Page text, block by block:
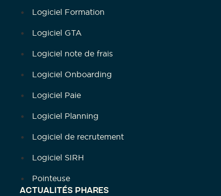
Logiciel Formation
Logiciel GTA
Logiciel note de frais
Logiciel Onboarding
Logiciel Paie
Logiciel Planning
Logiciel de recrutement
Logiciel SIRH
Pointeuse
ACTUALITÉS PHARES